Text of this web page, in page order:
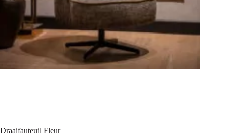
Draaifauteuil Fleur